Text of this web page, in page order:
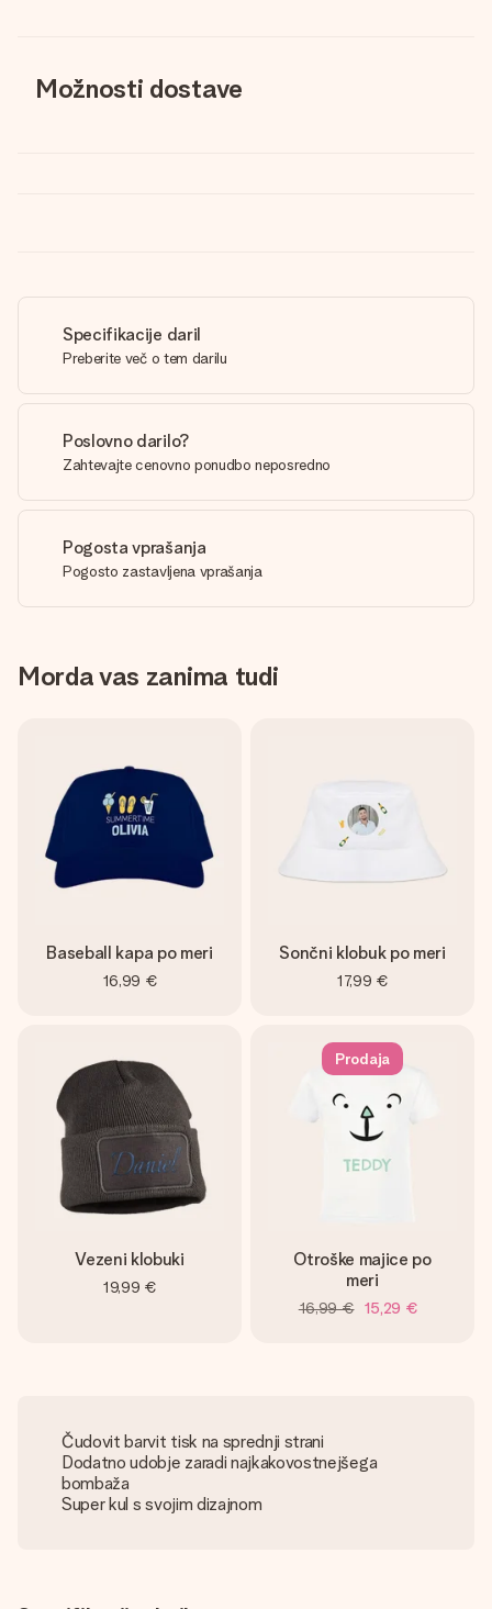
Možnosti dostave
Specifikacije daril
Preberite več o tem darilu
Poslovno darilo?
Zahtevajte cenovno ponudbo neposredno
Pogosta vprašanja
Pogosto zastavljena vprašanja
Morda vas zanima tudi
Baseball kapa po meri
16,99 €
Sončni klobuk po meri
17,99 €
Vezeni klobuki
19,99 €
Prodaja
Otroške majice po
meri
16,99 € 15,29 €
Čudovit barvit tisk na sprednji strani
Dodatno udobje zaradi najkakovostnejšega
bombaža
Super kul s svojim dizajnom